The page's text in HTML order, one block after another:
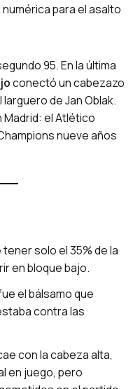
para el asalto
95. En la última
conectó un cabezazo
de Jan Oblak.
Madrid: el Atlético
nueve años
tener solo el 35% de la
en bloque bajo.
el bálsamo que
contra las
con la cabeza alta,
en juego, pero